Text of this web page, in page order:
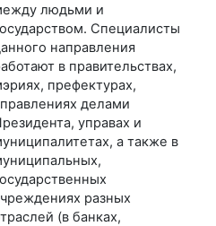
людьми и
Специалисты
направления
в правительствах,
префектурах,
делами
управах и
а также в
разных
(в банках,